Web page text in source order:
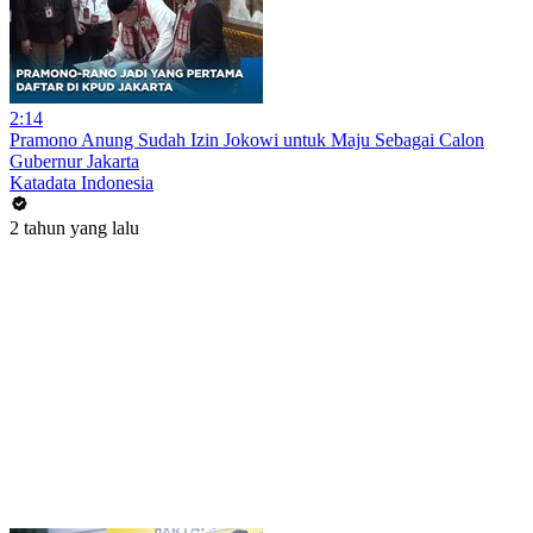
2:14
Pramono Anung Sudah Izin Jokowi untuk Maju Sebagai Calon
Gubernur Jakarta
Katadata Indonesia
2 tahun yang lalu